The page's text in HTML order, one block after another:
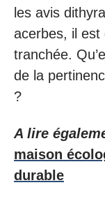
les avis
acerbes, il est
tranchée.
de la
?
A lire
maison
durable